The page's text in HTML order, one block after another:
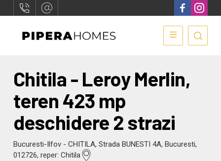
Chitila - Leroy Merlin,
teren 423 mp
deschidere 2 strazi
Bucuresti-Ilfov - CHITILA, Strada BUNESTI 4A, Bucuresti,
012726, reper: Chitila